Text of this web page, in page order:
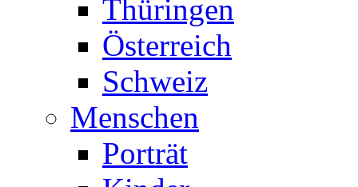
Thüringen
Österreich
Schweiz
Menschen
Porträt